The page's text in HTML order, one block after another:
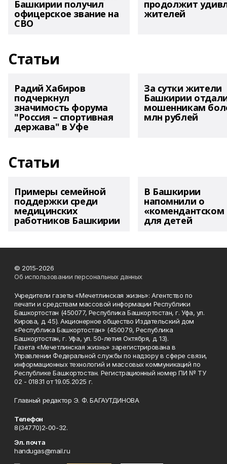
Башкирии получил
офицерское звание на
СВО
продолжит
жителей
Статьи
Радий Хабиров
подчеркнул
значимость форума
"Россия – спортивная
держава" в Уфе
За сутки жители
Башкирии
мошенникам
млн рублей
Статьи
Примеры семейной
поддержки среди
медицинских
работников Башкирии
В Башкирии
напомнили о
«комендантском
для детей
© 2015-2026
Об использовании персональных данных
Учредители газеты «Мечетлинская жизнь»: Агентство по
печати и средствам массовой информации Республики
Башкортостан (450077, Республика Башкортостан, г. Уфа, ул.
Кирова, д. 45). Акционерное общество Издательский дом
«Республика Башкортостан» (450079, Республика
Башкортостан, г. Уфа, ул. 50-летия Октября, д. 13).
Газета «Мечетлинская жизнь» зарегистрирована в
Управлении Федеральной службы по надзору в сфере связи,
информационных технологий и массовых коммуникаций по
Республике Башкортостан. Регистрационный номер ПИ № ТУ
02 - 01831 от 19.05.2025 г.
Главный редактор Э. Ф. БАГАУТДИНОВА
Телефон
8(34770)2-00-32.
Эл. почта
handugas@mail.ru